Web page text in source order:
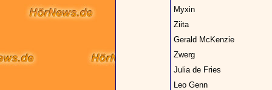
Myxin
Ziita
Gerald McKenzie
Zwerg
Julia de Fries
Leo Genn